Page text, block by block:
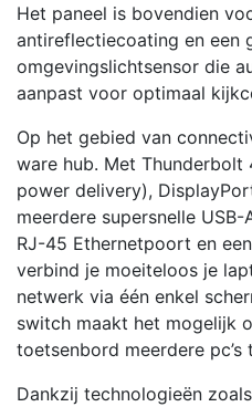
Het paneel is bovendien
antireflectiecoating en een
omgevingslichtsensor die
aanpast voor optimaal
Op het gebied van
ware hub. Met Thunderbolt
power delivery),
meerdere supersnelle
RJ-45 Ethernetpoort en
verbind je moeiteloos je
netwerk via één enkel
switch maakt het mogelijk
toetsenbord meerdere pc’s
Dankzij technologieën